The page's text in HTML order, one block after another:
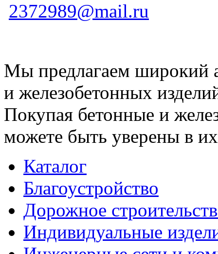
2372989@mail.ru
Мы предлагаем широкий
и железобетонных
Покупая бетонные и
можете быть уверены в их
Каталог
Благоустройство
Дорожное
Индивидуальные